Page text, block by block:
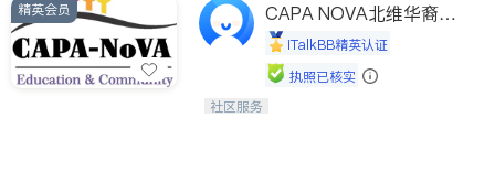
精英会员
CAPA NOVA北维华裔家
长会iTalkBB精英认证
执照已核实
连接家长与社会，赋能孩子与下一代，
社区服务